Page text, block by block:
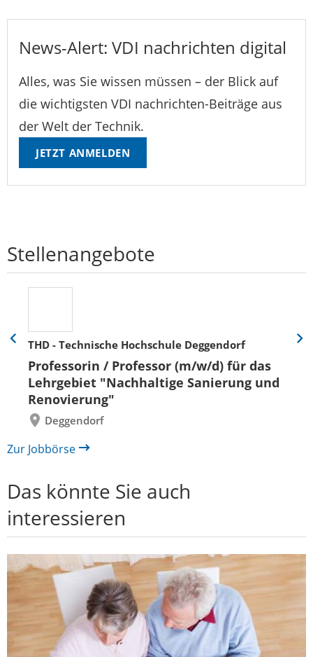
News-Alert: VDI nachrichten digital
Alles, was Sie wissen müssen – der Blick auf
die wichtigsten VDI nachrichten-Beiträge aus
der Welt der Technik.
JETZT ANMELDEN
Stellenangebote
THD - Technische Hochschule Deggendorf
Professorin / Professor (m/w/d) für das
Lehrgebiet "Nachhaltige Sanierung und
Renovierung"
Deggendorf
Eine
zurück
Eine
Zur Jobbörse
Das könnte Sie auch
interessieren